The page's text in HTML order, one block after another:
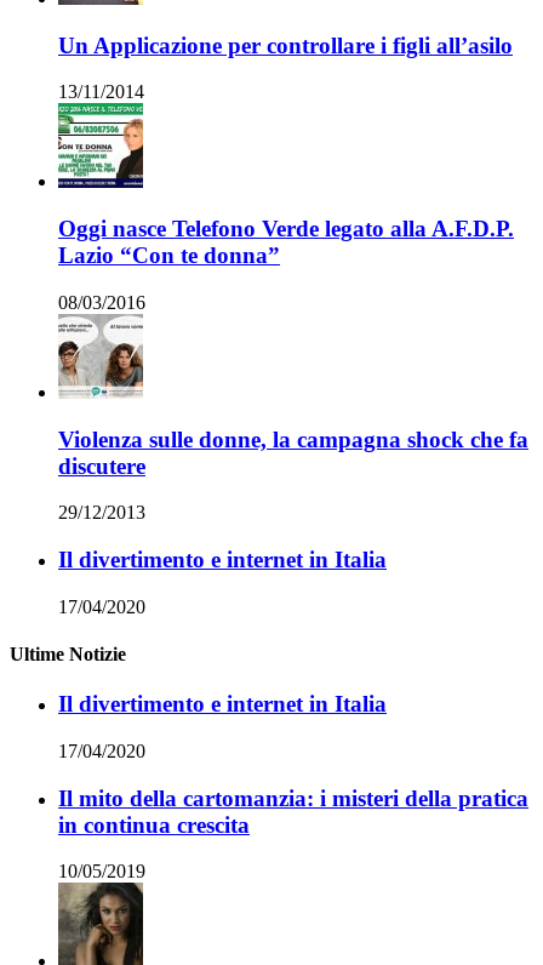
Un Applicazione per controllare i figli all’asilo
13/11/2014
Oggi nasce Telefono Verde legato alla A.F.D.P.
Lazio “Con te donna”
08/03/2016
Violenza sulle donne, la campagna shock che fa
discutere
29/12/2013
Il divertimento e internet in Italia
17/04/2020
Ultime Notizie
Il divertimento e internet in Italia
17/04/2020
Il mito della cartomanzia: i misteri della pratica
in continua crescita
10/05/2019